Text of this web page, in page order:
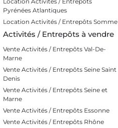
Pyrénées Atlantiques
Location Activités / Entrepôts Somme
Activités / Entrepôts à vendre
Vente Activités / Entrepôts Val-De-
Marne
Vente Activités / Entrepôts Seine Saint
Denis
Vente Activités / Entrepôts Seine et
Marne
Vente Activités / Entrepôts Essonne
Vente Activités / Entrepôts Rhône